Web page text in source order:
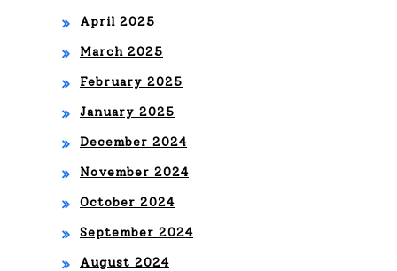
DE
ÍCO
NO
DE
April 2025
March 2025
February 2025
January 2025
December 2024
November 2024
October 2024
September 2024
August 2024